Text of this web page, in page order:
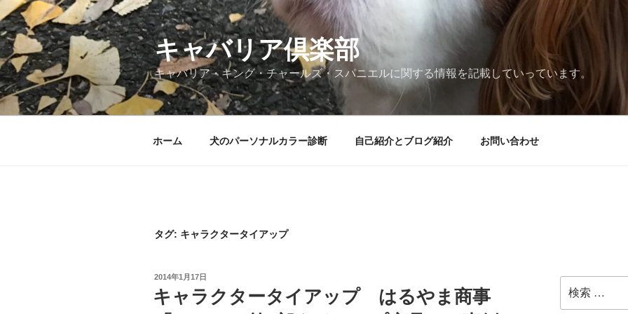
ン
テ
ン
ツ
へ
ス
キャバリア倶楽部
キャバリア・キング・チャールズ・スパニエルに関する情報を記載していっています。
ホーム 犬のパーソナルカラー診断 自己紹介とブログ紹介 お問い合わせ
タグ: キャラクタータイアップ
投
稿
日:
2014年1月17日
キャラクタータイアップ はるやま商事
索: